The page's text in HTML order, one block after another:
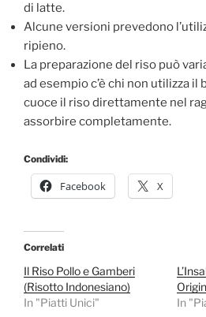
di latte.
Alcune versioni prevedono
ripieno.
La preparazione del riso può
ad esempio c’è chi non utilizza il
cuoce il riso direttamente nel
assorbire completamente.
Condividi:
Facebook X
Correlati
Il Riso Pollo e Gamberi
(Risotto Indonesiano)
In "Piatti Unici"
In